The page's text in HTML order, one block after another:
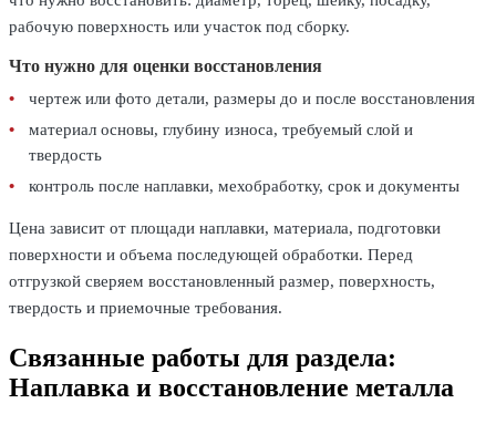
рабочую поверхность или участок под сборку.
Что нужно для оценки восстановления
чертеж или фото детали, размеры до и после восстановления
материал основы, глубину износа, требуемый слой и
твердость
контроль после наплавки, мехобработку, срок и документы
Цена зависит от площади наплавки, материала, подготовки
поверхности и объема последующей обработки. Перед
отгрузкой сверяем восстановленный размер, поверхность,
твердость и приемочные требования.
Связанные работы для раздела:
Наплавка и восстановление металла